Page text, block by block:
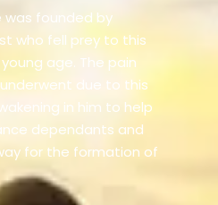
founded by
who fell prey to this
age. The pain
due to this
in him to help
dependants and
for the formation of